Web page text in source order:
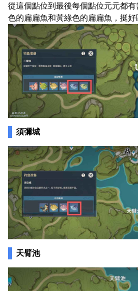
從這個點位到最後每個點位元元都
色的扁扁魚和黃綠色的扁扁魚，挺好
須彌城
天臂池